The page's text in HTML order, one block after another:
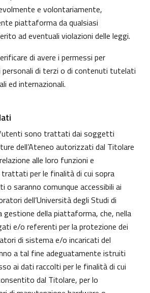
e volontariamente,
piattaforma da qualsiasi
ad eventuali violazioni delle leggi.
di avere i permessi per
personali di terzi o di contenuti tutelati
ed internazionali.
sono trattati dai soggetti
dell’Ateneo autorizzati dal Titolare
alle loro funzioni e
per le finalità di cui sopra
o saranno comunque accessibili ai
dell’Università degli Studi di
gestione della piattaforma, che, nella
e/o referenti per la protezione dei
di sistema e/o incaricati del
a tal fine adeguatamente istruiti
ai dati raccolti per le finalità di cui
dal Titolare, per lo